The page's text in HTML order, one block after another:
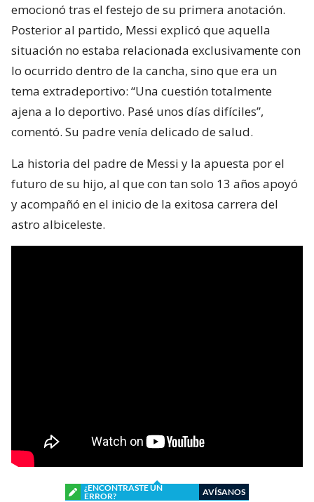
emocionó tras el festejo de su primera anotación.
Posterior al partido, Messi explicó que aquella
situación no estaba relacionada exclusivamente con
lo ocurrido dentro de la cancha, sino que era un
tema extradeportivo: “Una cuestión totalmente
ajena a lo deportivo. Pasé unos días difíciles”,
comentó. Su padre venía delicado de salud.
La historia del padre de Messi y la apuesta por el
futuro de su hijo, al que con tan solo 13 años apoyó
y acompañó en el inicio de la exitosa carrera del
astro albiceleste.
¿ENCONTRASTE UN
ERROR?
AVÍSANOS